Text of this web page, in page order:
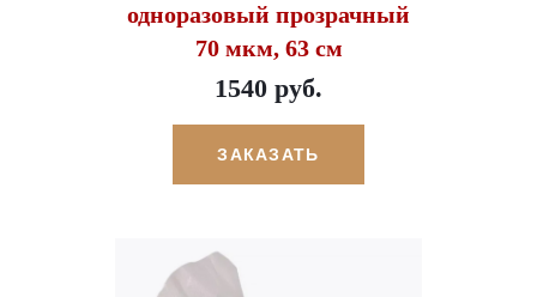
одноразовый прозрачный
70 мкм, 63 см
1540 руб.
ЗАКАЗАТЬ